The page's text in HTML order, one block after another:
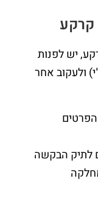
קרקע
יש לפנות
ולעקוב אחר
לתיק הבקשה